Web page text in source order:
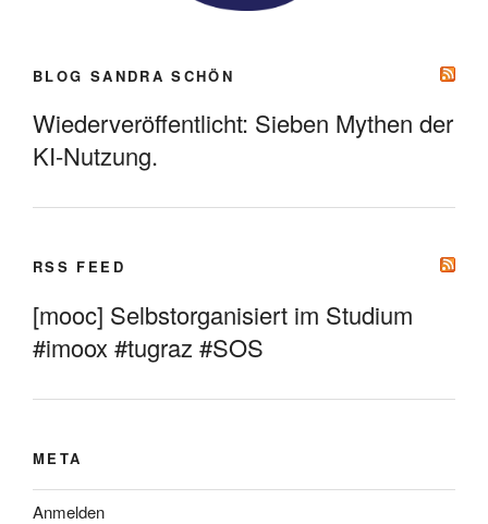
BLOG SANDRA SCHÖN
Wiederveröffentlicht: Sieben Mythen der
KI-Nutzung.
RSS FEED
[mooc] Selbstorganisiert im Studium
#imoox #tugraz #SOS
META
Anmelden